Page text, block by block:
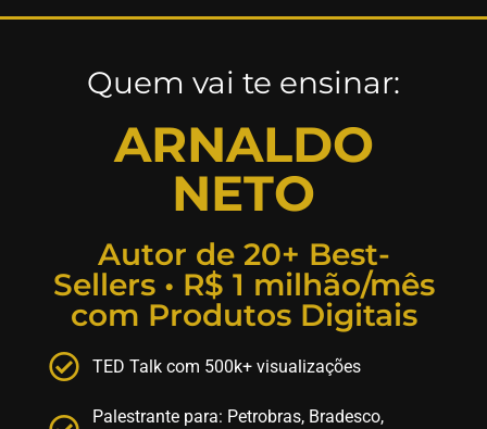
Quem vai te ensinar:
ARNALDO
NETO
Autor de 20+ Best-
Sellers • R$ 1 milhão/mês
com Produtos Digitais
TED Talk com 500k+ visualizações
Palestrante para: Petrobras, Bradesco,